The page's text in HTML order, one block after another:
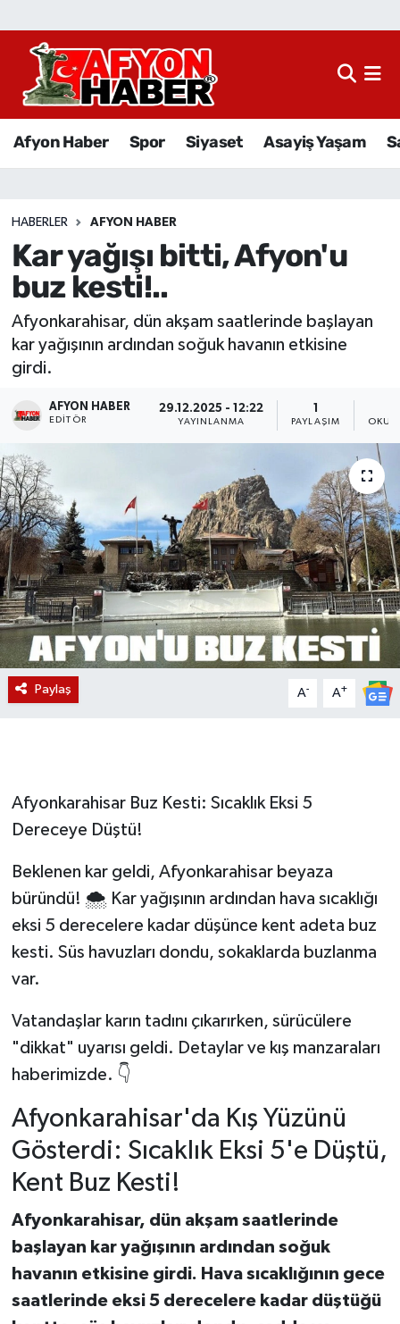
Afyon Haber Spor Siyaset Asayiş Yaşam
HABERLER AFYON HABER
Kar yağışı bitti, Afyon'u
buz kesti!..
Afyonkarahisar, dün akşam saatlerinde başlayan
kar yağışının ardından soğuk havanın etkisine
girdi.
AFYON HABER
EDITÖR
29.12.2025 - 12:22
YAYINLANMA PAYLAŞIM
Paylaş A- A+
Afyonkarahisar Buz Kesti: Sıcaklık Eksi 5
Dereceye Düştü!
Beklenen kar geldi, Afyonkarahisar beyaza
büründü! 🌨️ Kar yağışının ardından hava sıcaklığı
eksi 5 derecelere kadar düşünce kent adeta buz
kesti. Süs havuzları dondu, sokaklarda buzlanma
var.
Vatandaşlar karın tadını çıkarırken, sürücülere
"dikkat" uyarısı geldi. Detaylar ve kış manzaraları
haberimizde. 👇
Afyonkarahisar'da Kış Yüzünü
Gösterdi: Sıcaklık Eksi 5'e Düştü,
Kent Buz Kesti!
Afyonkarahisar, dün akşam saatlerinde
başlayan kar yağışının ardından soğuk
havanın etkisine girdi. Hava sıcaklığının gece
saatlerinde eksi 5 derecelere kadar düştüğü
Afyon Haber
Sağlık
Eğitim
Sivil Toplum
Etkinlikler